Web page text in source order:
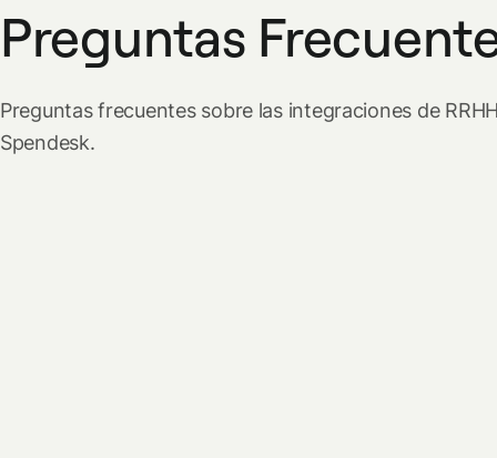
Preguntas
Preguntas frecuentes sobre las integraciones de
Spendesk.